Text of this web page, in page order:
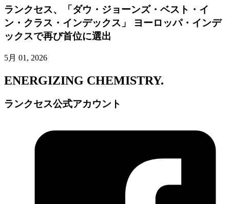
ランクセス、「ダウ・ジョーンズ・ベスト・イ
ン・クラス・インデックス」 ヨーロッパ・インデ
ックスで再び首位に選出
5月 01, 2026
ENERGIZING CHEMISTRY.
ランクセス公式アカウント